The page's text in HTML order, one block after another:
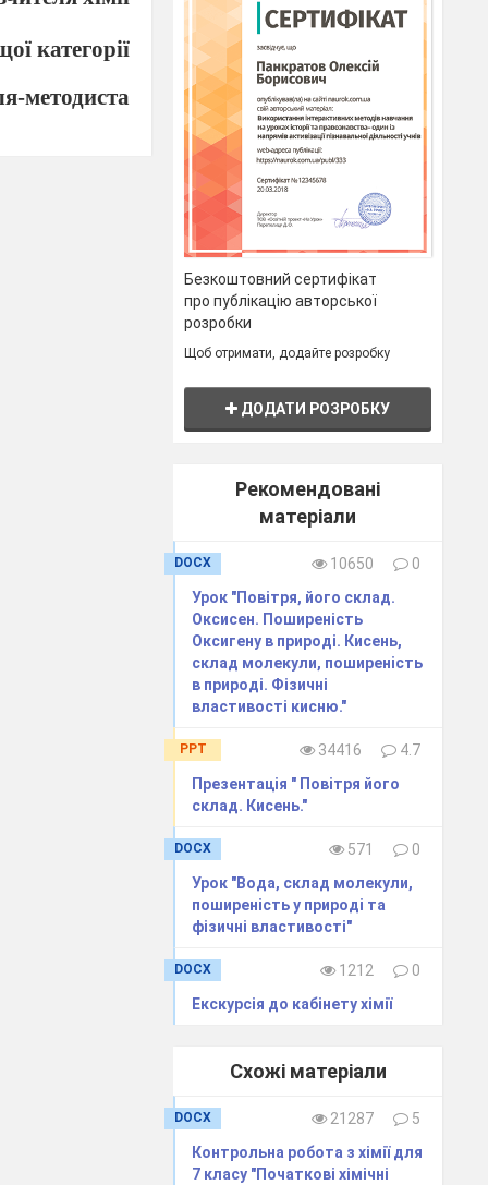
категорії
методиста
Безкоштовний сертифікат
про публікацію авторської
розробки
Щоб отримати, додайте розробку
ДОДАТИ РОЗРОБКУ
Рекомендовані
матеріали
DOCX 10650
0
Урок "Повітря, його склад.
Оксисен. Поширеність
Оксигену в природі. Кисень,
склад молекули, поширеність
в природі. Фізичні
властивості кисню."
PPT 34416
4.7
Презентація " Повітря його
склад. Кисень."
DOCX 571
0
Урок "Вода, склад молекули,
поширеність у природі та
фізичні властивості"
DOCX 1212
0
Екскурсія до кабінету хімії
Схожі матеріали
DOCX 21287
5
Контрольна робота з хімії для
7 класу "Початкові хімічні